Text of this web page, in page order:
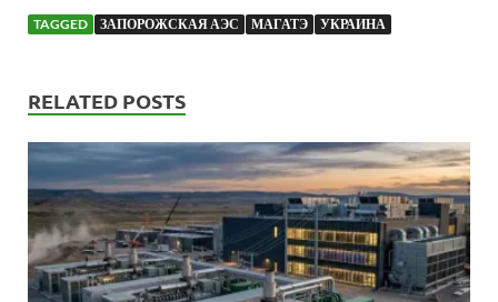
TAGGED ЗАПОРОЖСКАЯ АЭС МАГАТЭ УКРАИНА
RELATED POSTS